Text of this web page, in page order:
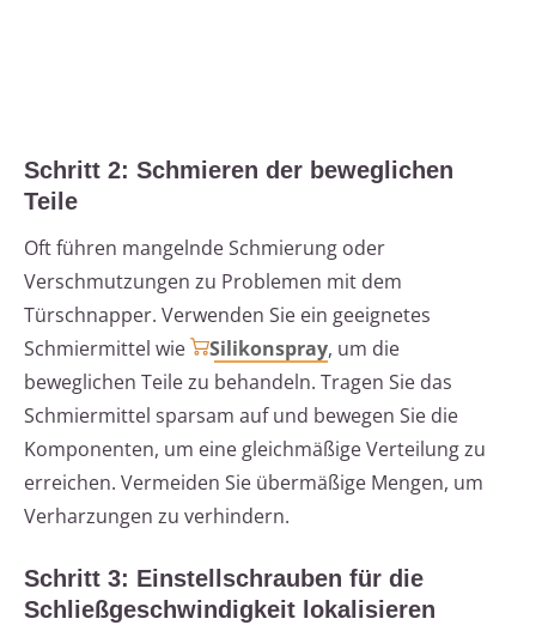
Schritt 2: Schmieren der beweglichen
Teile
Oft führen mangelnde Schmierung oder
Verschmutzungen zu Problemen mit dem
Türschnapper. Verwenden Sie ein geeignetes
Schmiermittel wie
Silikonspray, um die
beweglichen Teile zu behandeln. Tragen Sie das
Schmiermittel sparsam auf und bewegen Sie die
Komponenten, um eine gleichmäßige Verteilung zu
erreichen. Vermeiden Sie übermäßige Mengen, um
Verharzungen zu verhindern.
Schritt 3: Einstellschrauben für die
Schließgeschwindigkeit lokalisieren